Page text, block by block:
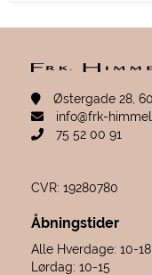
Østergade 28,
info@frk-
75 52 00 91
CVR: 19280780
Åbningstider
Alle Hverdage: 10-18
Lørdag: 10-15